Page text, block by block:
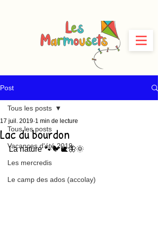
Post
Tous les posts
Vacances d'été 2019
Les mercredis
Le camp des ados (accolay)
Tous les posts
Lac du bourdon
17 juil. 2019 1 min de lecture
La nature 🐾🐦🐌🦋🌞